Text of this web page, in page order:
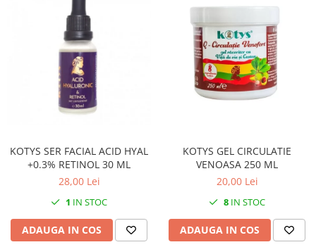
KOTYS SER FACIAL ACID HYAL
+0.3% RETINOL 30 ML
28,00 Lei
1 IN STOC
ADAUGA IN COS
KOTYS GEL CIRCULATIE
VENOASA 250 ML
20,00 Lei
8 IN STOC
ADAUGA IN COS